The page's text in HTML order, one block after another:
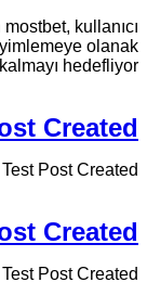
kullanıcı
olanak
hedefliyor.
Created
Test Post Created
Created
Test Post Created